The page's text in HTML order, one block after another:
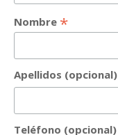
Nombre *
Apellidos (opcional)
Teléfono (opcional)